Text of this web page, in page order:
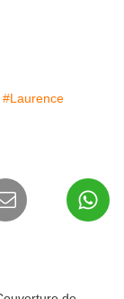
#Laurence